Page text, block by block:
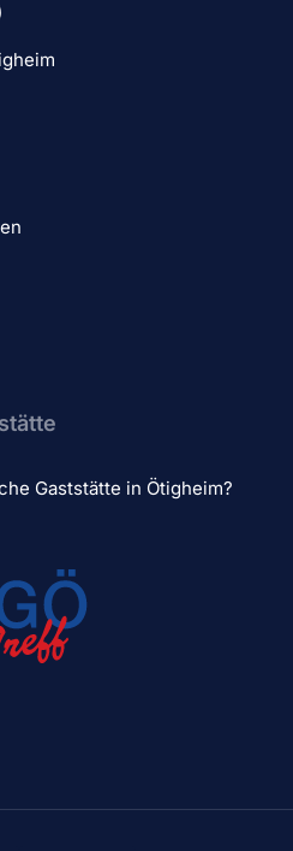
Gaststätte in Ötigheim?